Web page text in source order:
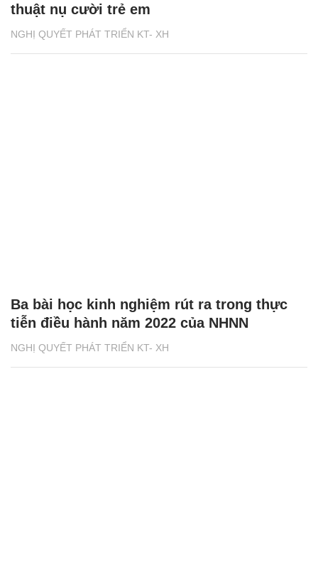
NGHỊ QUYẾT PHÁT TRIỂN KT- XH
thuật nụ cười trẻ em
NGHỊ QUYẾT PHÁT TRIỂN KT- XH
Ba bài học kinh nghiệm rút ra trong thực
tiễn điều hành năm 2022 của NHNN